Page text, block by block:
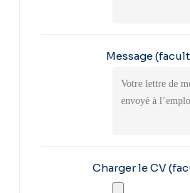
Message
Charger le CV